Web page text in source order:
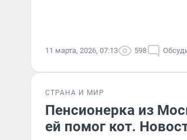
11 марта, 2026, 07:13 598
СТРАНА И МИР
Пенсионерка из
ей помог кот.